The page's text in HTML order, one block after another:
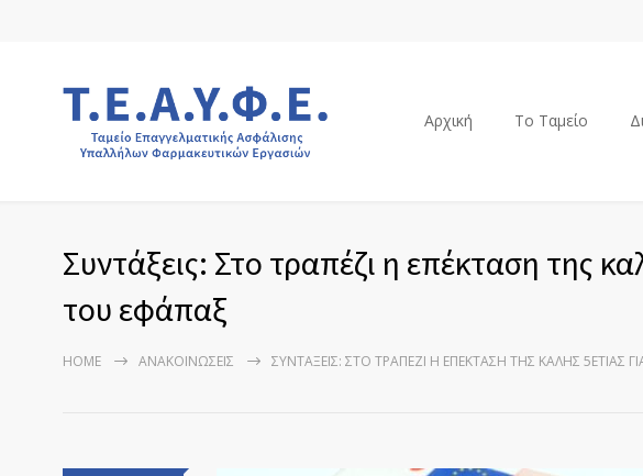
Αρχική Το Ταμείο
Συντάξεις: Στο τραπέζι η επέκταση της
του εφάπαξ
HOME ΑΝΑΚΟΙΝΏΣΕΙΣ ΣΥΝΤΆΞΕΙΣ: ΣΤΟ ΤΡΑΠΈΖΙ Η ΕΠΈΚΤΑΣΗ ΤΗΣ ΚΑΛΉΣ